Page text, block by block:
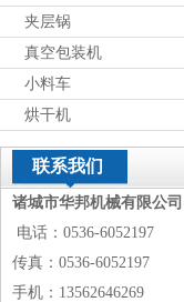
夹层锅
真空包装机
小料车
烘干机
联系我们
诸城市华邦机械有限公司
电话：0536-6052197
传真：0536-6052197
手机：13562646269